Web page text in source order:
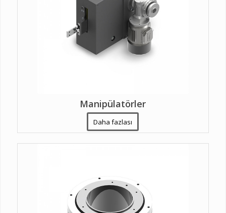
Manipülatörler
Daha fazlası